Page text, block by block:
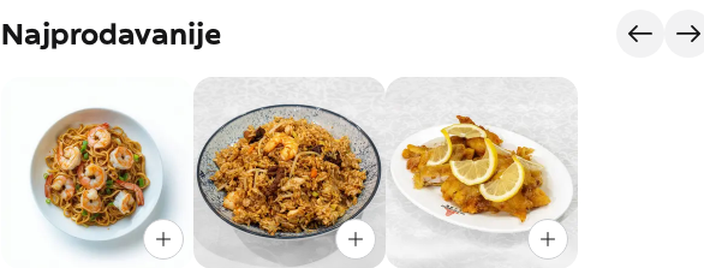
Najprodavanije